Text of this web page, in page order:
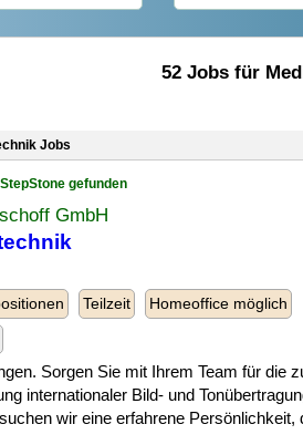
52 Jobs für
Jobs
gefunden
GmbH
Teilzeit
Homeoffice möglich
Sorgen Sie mit Ihrem Team für die
internationaler Bild- und
wir eine erfahrene Persönlichkeit,